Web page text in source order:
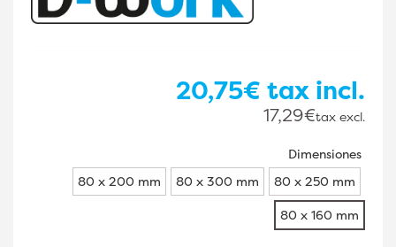
20,75€ tax incl.
17,29€tax excl.
Dimensiones
80 x 200 mm
80 x 300 mm
80 x 250 mm
80 x 160 mm